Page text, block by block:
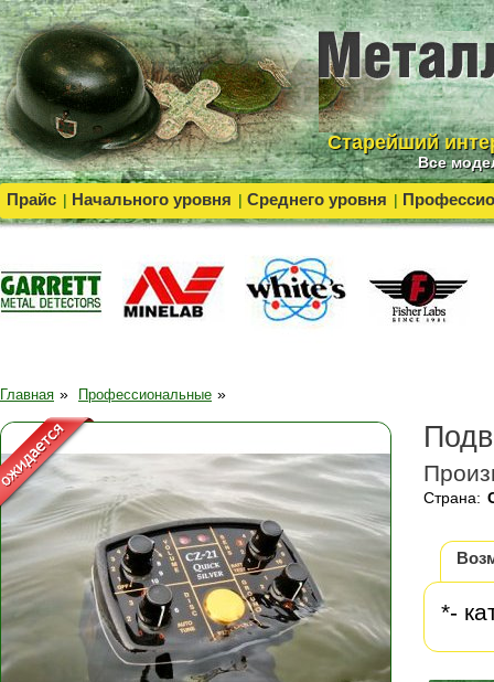
Cтарейший
Все
Прайс | Начального уровня | Среднего уровня |
Главная » Профессиональные »
Страна:
*-